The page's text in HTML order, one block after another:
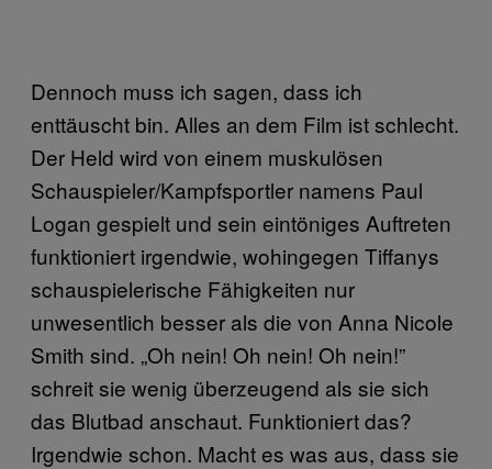
Dennoch muss ich sagen, dass ich
enttäuscht bin. Alles an dem Film ist schlecht.
Der Held wird von einem muskulösen
Schauspieler/Kampfsportler namens Paul
Logan gespielt und sein eintöniges Auftreten
funktioniert irgendwie, wohingegen Tiffanys
schauspielerische Fähigkeiten nur
unwesentlich besser als die von Anna Nicole
Smith sind. „Oh nein! Oh nein! Oh nein!”
schreit sie wenig überzeugend als sie sich
das Blutbad anschaut. Funktioniert das?
Irgendwie schon. Macht es was aus, dass sie